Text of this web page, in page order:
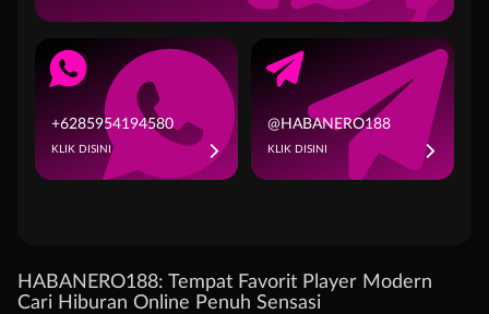
+6285954194580
KLIK DISINI
@HABANERO188
KLIK DISINI
HABANERO188: Tempat Favorit Player Modern
Cari Hiburan Online Penuh Sensasi